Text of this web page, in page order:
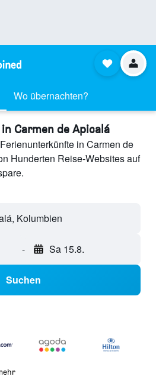
Wo übernachten?
Carmen de Apicalá
in Carmen de
Hunderten Reise-Websites auf
Kolumbien
- Sa 15.8.
Suchen